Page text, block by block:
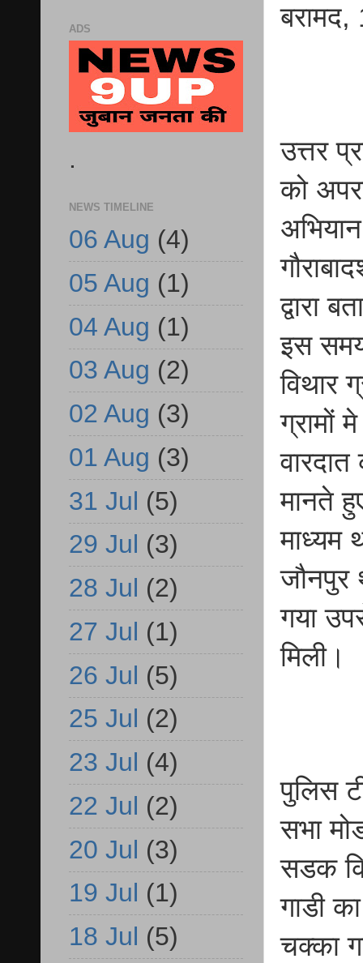
उत्तर
को
द्वारा
इस
विथार
ग्रामों
मानते
माध्यम
जौनपुर
गया
मिली।
पुलिस
सभा
सडक
गाडी
चक्का
ADS
.
NEWS TIMELINE
06 Aug (4)
05 Aug (1)
04 Aug (1)
03 Aug (2)
02 Aug (3)
01 Aug (3)
31 Jul (5)
29 Jul (3)
28 Jul (2)
27 Jul (1)
26 Jul (5)
25 Jul (2)
23 Jul (4)
22 Jul (2)
20 Jul (3)
19 Jul (1)
18 Jul (5)